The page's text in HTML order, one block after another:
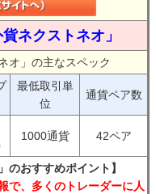
ネクストネオ」
オ」の主なスペック
最低取引単
位
通貨ペア数
1000通貨 42ペア
のおすすめポイント】
で、多くのトレーダーに人